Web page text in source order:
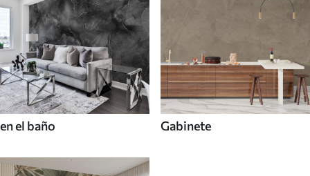
en el baño Gabinete